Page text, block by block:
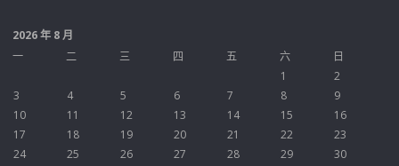
2026 年 8 月
一
二 三 四 五 六
日
1
2
3
4 5 6 7 8
9
10
11 12 13 14 15
16
17
18 19 20 21 22
23
24
25 26 27 28 29
30